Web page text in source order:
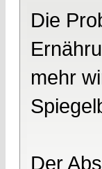
Die
mehr
Der